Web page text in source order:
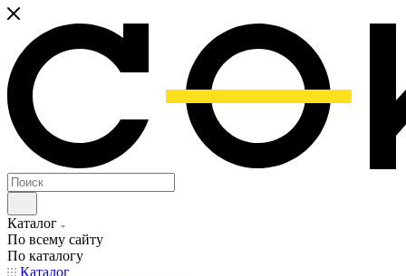
Каталог
По всему сайту
По каталогу
Каталог